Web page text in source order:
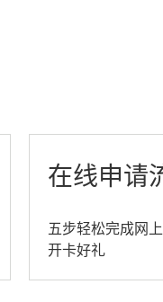
在线申请
This
link
五步轻松完成网
开卡好礼